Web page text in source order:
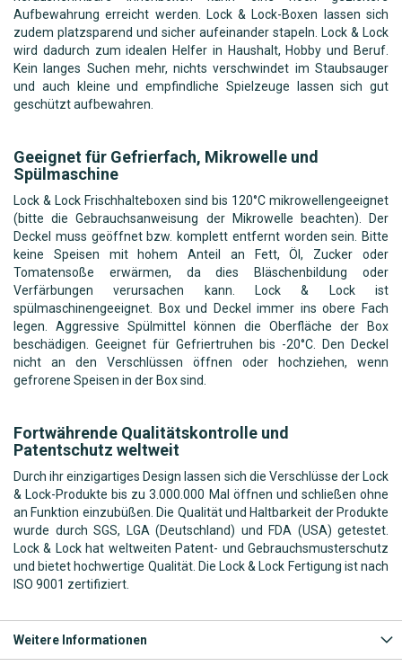
Aufbewahrung erreicht werden. Lock & Lock-Boxen lassen sich
zudem platzsparend und sicher aufeinander stapeln. Lock & Lock
wird dadurch zum idealen Helfer in Haushalt, Hobby und Beruf.
Kein langes Suchen mehr, nichts verschwindet im Staubsauger
und auch kleine und empfindliche Spielzeuge lassen sich gut
geschützt aufbewahren.
Geeignet für Gefrierfach, Mikrowelle und
Spülmaschine
Lock & Lock Frischhalteboxen sind bis 120°C mikrowellengeeignet
(bitte die Gebrauchsanweisung der Mikrowelle beachten). Der
Deckel muss geöffnet bzw. komplett entfernt worden sein. Bitte
keine Speisen mit hohem Anteil an Fett, Öl, Zucker oder
Tomatensoße erwärmen, da dies Bläschenbildung oder
Verfärbungen verursachen kann. Lock & Lock ist
spülmaschinengeeignet. Box und Deckel immer ins obere Fach
legen. Aggressive Spülmittel können die Oberfläche der Box
beschädigen. Geeignet für Gefriertruhen bis -20°C. Den Deckel
nicht an den Verschlüssen öffnen oder hochziehen, wenn
gefrorene Speisen in der Box sind.
Fortwährende Qualitätskontrolle und
Patentschutz weltweit
Durch ihr einzigartiges Design lassen sich die Verschlüsse der Lock
& Lock-Produkte bis zu 3.000.000 Mal öffnen und schließen ohne
an Funktion einzubüßen. Die Qualität und Haltbarkeit der Produkte
wurde durch SGS, LGA (Deutschland) und FDA (USA) getestet.
Lock & Lock hat weltweiten Patent- und Gebrauchsmusterschutz
und bietet hochwertige Qualität. Die Lock & Lock Fertigung ist nach
ISO 9001 zertifiziert.
Weitere Informationen